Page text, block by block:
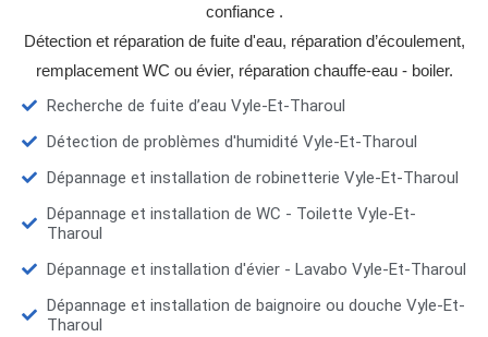
confiance .
Détection et réparation de fuite d'eau, réparation d’écoulement,
remplacement WC ou évier, réparation chauffe-eau - boiler.
Recherche de fuite d’eau Vyle-Et-Tharoul
Détection de problèmes d'humidité Vyle-Et-Tharoul
Dépannage et installation de robinetterie Vyle-Et-Tharoul
Dépannage et installation de WC - Toilette Vyle-Et-
Tharoul
Dépannage et installation d'évier - Lavabo Vyle-Et-Tharoul
Dépannage et installation de baignoire ou douche Vyle-Et-
Tharoul